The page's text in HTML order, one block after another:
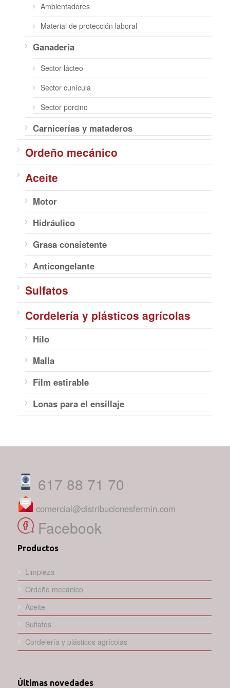
Ambientadores
Material de protección laboral
Ganadería
Sector lácteo
Sector cunícula
Sector porcino
Carnicerías y mataderos
Ordeño mecánico
Aceite
Motor
Hidráulico
Grasa consistente
Anticongelante
Sulfatos
Cordelería y plásticos agrícolas
Hilo
Malla
Film estirable
Lonas para el ensillaje
617 88 71 70
comercial@distribucionesfermin.com
Facebook
Productos
Limpieza
Ordeño mecánico
Aceite
Sulfatos
Cordelería y plásticos agrícolas
Últimas novedades